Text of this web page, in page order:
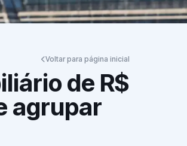
Voltar para página inicial
de R$
agrupar